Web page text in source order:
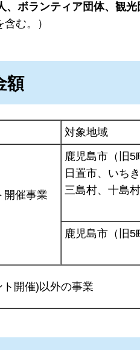
、ボランティア団体、観
む。）
額
対象地域
開催事業
鹿児島市（旧5
日置市、いち
三島村、十島村
鹿児島市（旧5
ト開催)以外の事業